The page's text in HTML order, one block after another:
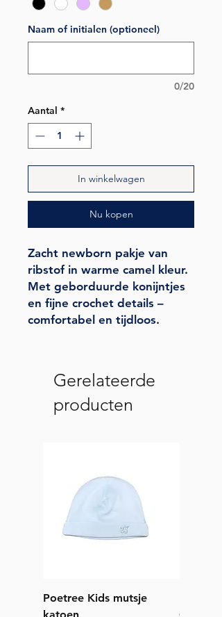
Naam of initialen (optioneel)
0/20
Aantal *
In winkelwagen
Nu kopen
Zacht newborn pakje van
ribstof in warme camel kleur.
Met geborduurde konijntjes
en fijne crochet details –
comfortabel en tijdloos.
Gerelateerde
producten
Poetree Kids mutsje